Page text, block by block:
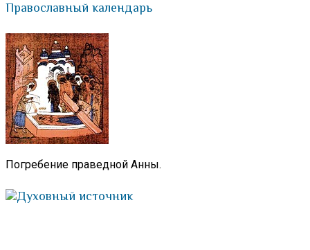
Православный календарь
Погребение праведной Анны.
Духовный источник